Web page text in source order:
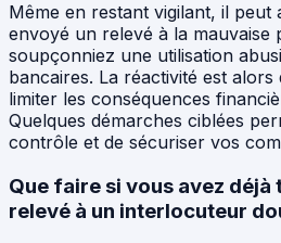
Même en restant vigilant, il
envoyé un relevé à la mauvaise
soupçonniez une utilisation
bancaires. La réactivité est
limiter les conséquences
Quelques démarches ciblées
contrôle et de sécuriser vos
Que faire si vous avez
relevé à un interlocuteur